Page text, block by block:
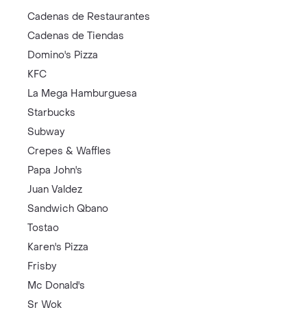
Cadenas de Restaurantes
Cadenas de Tiendas
Domino's Pizza
KFC
La Mega Hamburguesa
Starbucks
Subway
Crepes & Waffles
Papa John's
Juan Valdez
Sandwich Qbano
Tostao
Karen's Pizza
Frisby
Mc Donald's
Sr Wok